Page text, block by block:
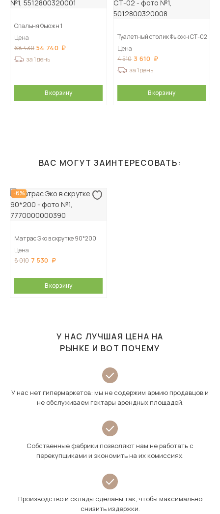
Спальня Фьюжн 1
Цена
68 430 54 740
за 1 день
В корзину
Туалетный столик Фьюжн СТ-02
Цена
4 510 3 610
за 1 день
В корзину
ВАС МОГУТ ЗАИНТЕРЕСОВАТЬ:
-6%
Матрас Эко в скрутке 90*200
Цена
8 010 7 530
В корзину
У НАС ЛУЧШАЯ ЦЕНА НА
РЫНКЕ И ВОТ ПОЧЕМУ
У нас нет гипермаркетов: мы не содержим армию продавцов и
не обслуживаем гектары арендных площадей.
Собственные фабрики позволяют нам не работать с
перекупщиками и экономить на их комиссиях.
Производство и склады сделаны так, чтобы максимально
снизить издержки.